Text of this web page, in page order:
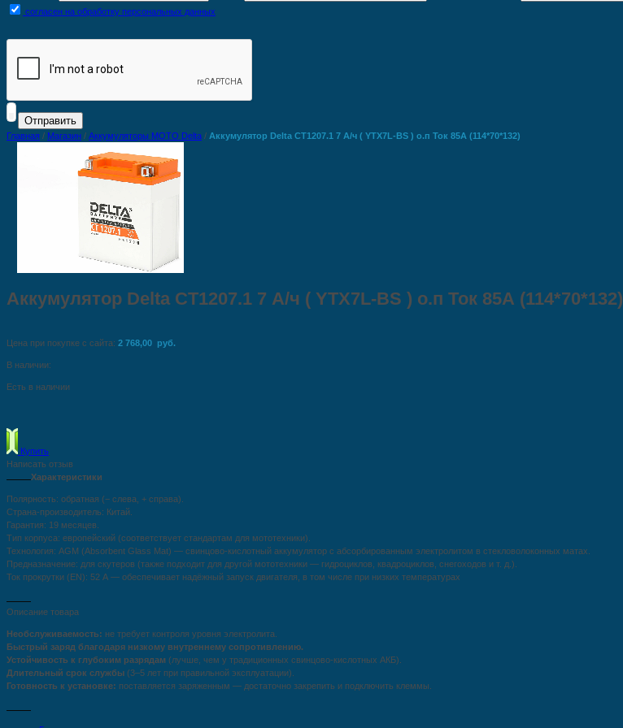
согласен на обработку персональных данных
Главная / Магазин / Аккумуляторы MOTO Delta / Аккумулятор Delta CT1207.1 7 А/ч ( YTХ7L-BS ) о.п Ток 85А (114*70*132)
Аккумулятор Delta CT1207.1 7 А/ч ( YTХ7L-BS ) о.п Ток 85А (114*70*132)
Цена при покупке с сайта: 2 768,00 руб.
В наличии:
Есть в наличии
Купить
Написать отзыв
Характеристики
Полярность: обратная (− слева, + справа).
Страна-производитель: Китай.
Гарантия: 19 месяцев.
Тип корпуса: европейский (соответствует стандартам для мототехники).
Технология: AGM (Absorbent Glass Mat) — свинцово-кислотный аккумулятор с абсорбированным электролитом в стекловолоконных матах.
Предназначение: для скутеров (также подходит для другой мототехники — гидроциклов, квадроциклов, снегоходов и т. д.).
Ток прокрутки (EN): 52 А — обеспечивает надёжный запуск двигателя, в том числе при низких температурах
Описание товара
Необслуживаемость: не требует контроля уровня электролита.
Быстрый заряд благодаря низкому внутреннему сопротивлению.
Устойчивость к глубоким разрядам (лучше, чем у традиционных свинцово-кислотных АКБ).
Длительный срок службы (3–5 лет при правильной эксплуатации).
Готовность к установке: поставляется заряженным — достаточно закрепить и подключить клеммы.